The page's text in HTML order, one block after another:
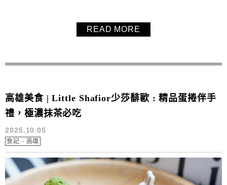
店、四爐齊開，推薦必點「雙蛋蛋餅」最能吃出層次與飽足
READ MORE
高雄美食 | Little Shafior少莎馡歐 : 精品蛋捲伴手
禮，極濃抹茶必吃
2025.10.05
食記 - 高雄